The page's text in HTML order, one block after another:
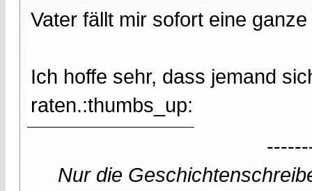
Vater fällt mir sofort eine
Ich hoffe sehr, dass jemand
raten.:thumbs_up:
Nur die